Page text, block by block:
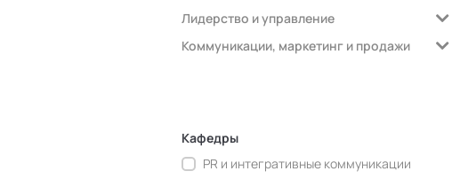
Лидерство и управление
Коммуникации, маркетинг и продажи
Кафедры
PR и интегративные коммуникации